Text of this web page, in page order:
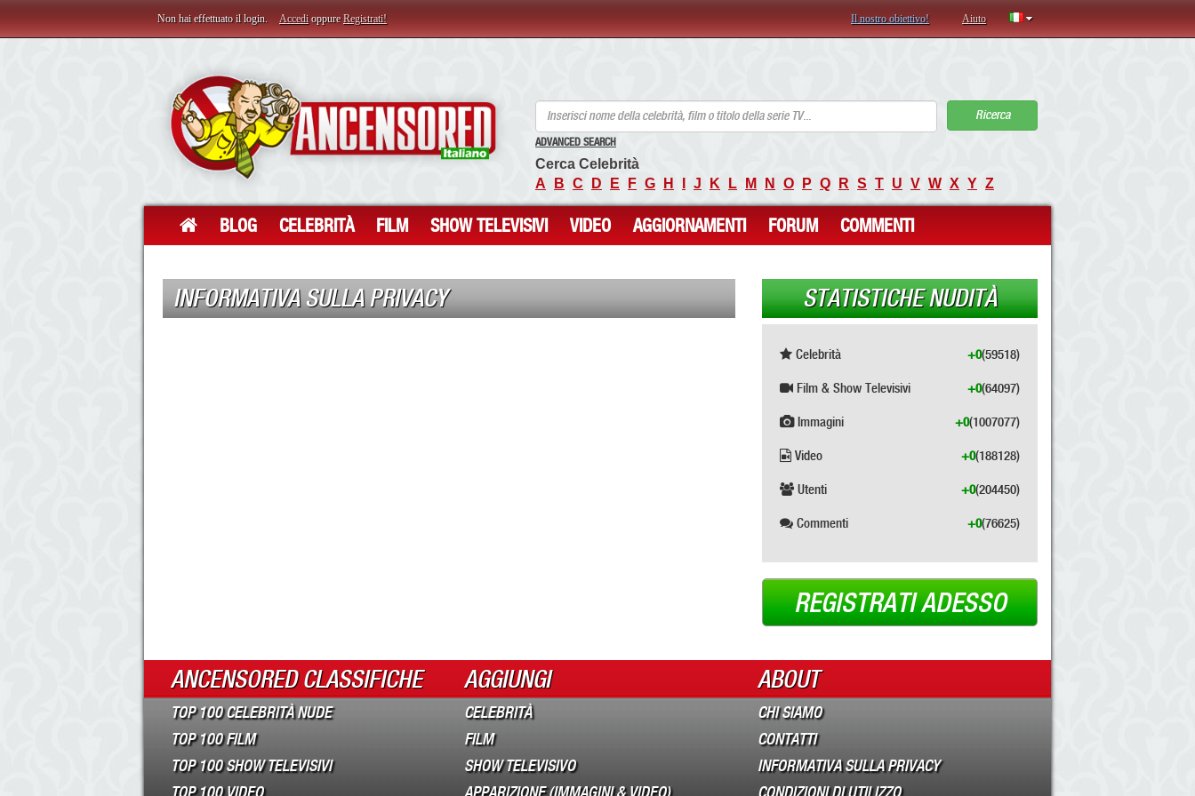
Non hai effettuato il login. Accedi oppureRegistrati! Il nostro obiettivo! Aiuto
Ricerca
ADVANCED SEARCH
Cerca Celebrità
A
B C D E F G H J K L M N O P Q R S T U V W X Y Z
BLOG CELEBRITÀ FILM SHOW TELEVISIVI VIDEO AGGIORNAMENTI FORUM COMMENTI
INFORMATIVA SULLA PRIVACY STATISTICHE NUDITÀ
Celebrità (59518)
+0
Film & Show Televisivi (64097)
+0
Immagini (1007077)
+0
Video (188128)
+0
Utenti (204450)
+0
Commenti (76625)
+0
REGISTRATI ADESSO
ANCENSORED CLASSIFICHE
TOP 100 CELEBRITÀ NUDE
TOP 100 FILM
TOP 100 SHOW TELEVISIVI
AGGIUNGI
CELEBRITÀ
FILM
SHOW TELEVISIVO
ABOUT
CHI SIAMO
CONTATTI
INFORMATIVA SULLA PRIVACY